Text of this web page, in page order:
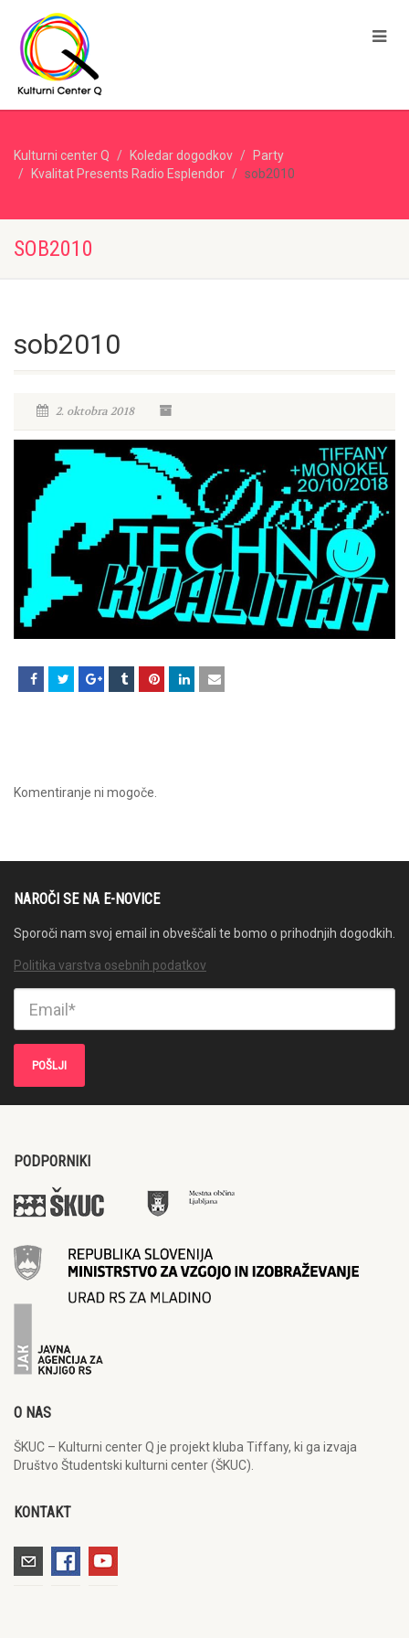
Kulturni center Q Koledar dogodkov
Party
Kvalitat Presents Radio Esplendor
sob2010
SOB2010
sob2010
2. oktobra 2018
Komentiranje ni mogoče.
NAROČI SE NA E-NOVICE
Sporoči nam svoj email in obveščali te bomo o prihodnjih dogodkih.
Politika varstva osebnih podatkov
PODPORNIKI
O NAS
ŠKUC – Kulturni center Q je projekt kluba Tiffany, ki ga izvaja
Društvo Študentski kulturni center (ŠKUC).
KONTAKT